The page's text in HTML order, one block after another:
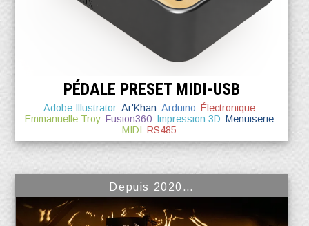
PÉDALE PRESET MIDI-USB
Adobe Illustrator Ar'Khan Arduino Électronique
Emmanuelle Troy Fusion360 Impression 3D Menuiserie
MIDI RS485
Depuis 2020…